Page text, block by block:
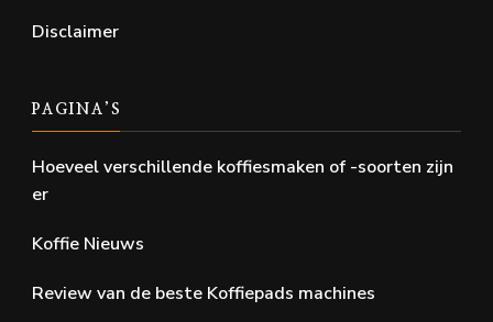
Disclaimer
PAGINA’S
Hoeveel verschillende koffiesmaken of -soorten zijn
er
Koffie Nieuws
Review van de beste Koffiepads machines